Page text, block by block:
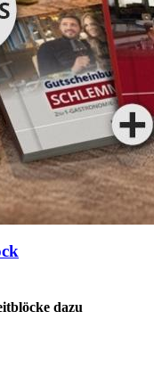
dazu